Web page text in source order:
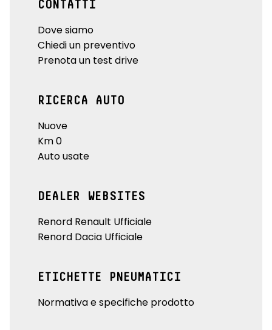
CONTATTI
Dove siamo
Chiedi un preventivo
Prenota un test drive
RICERCA AUTO
Nuove
Km 0
Auto usate
DEALER WEBSITES
Renord Renault Ufficiale
Renord Dacia Ufficiale
ETICHETTE PNEUMATICI
Normativa e specifiche prodotto